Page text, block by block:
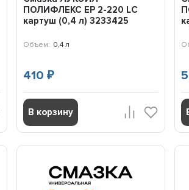
ПОЛИФЛЕКС EP 2-220 LC
картуш (0,4 л) 3233425
Объем: 0,4 л
410₽
В корзину